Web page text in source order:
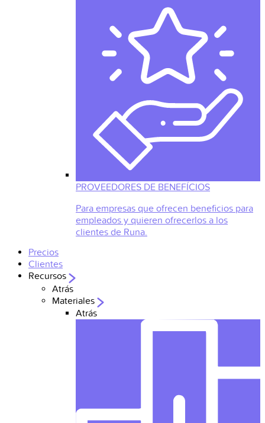
PROVEEDORES DE BENEFÍCIOS
Para empresas que ofrecen beneficios para
empleados y quieren ofrecerlos a los
clientes de Runa.
Precios
Clientes
Recursos
Atrás
Materiales
Atrás